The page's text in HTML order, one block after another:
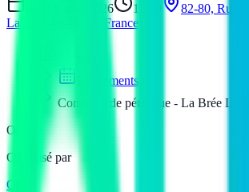
jeudi 6 août 2026 12:30
82-80, Rue
La Brée-les-Bains, France
Événements
Concours de pétanque - La Brée Les
O
Organisé par
OLEI